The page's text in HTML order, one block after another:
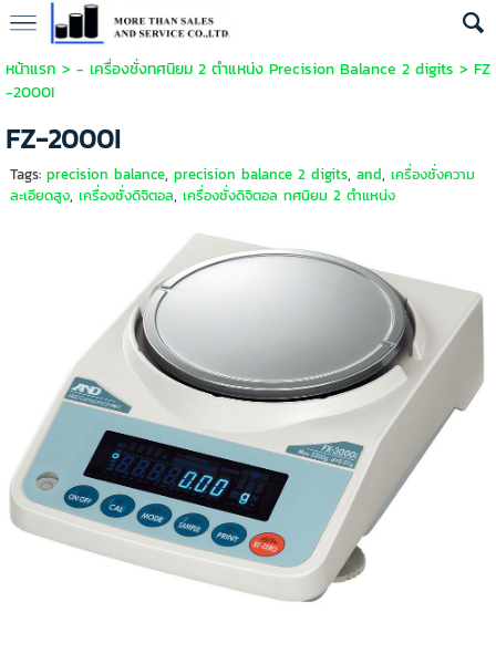
หน้าแรก > - เครื่องชั่งทศนิยม 2 ตำแหน่ง Precision Balance 2 digits > FZ
-2000I
FZ-2000I
Tags: precision balance, precision balance 2 digits, and, เครื่องชั่งความ
ละเอียดสูง, เครื่องชั่งดิจิตอล, เครื่องชั่งดิจิตอล ทศนิยม 2 ตำแหน่ง